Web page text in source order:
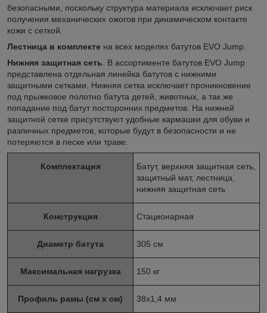
безопасными, поскольку структура материала исключает риск
получения механических ожогов при динамическом контакте
кожи с сеткой.
Лестница в комплекте на всех моделях батутов EVO Jump.
Нижняя защитная сеть . В ассортименте батутов EVO Jump
представлена отдельная линейка батутов с нижними
защитными сетками. Нижняя сетка исключает проникновение
под прыжковое полотно батута детей, животных, а так же
попадание под батут посторонних предметов. На нижней
защитной сетке присутствуют удобные кармашки для обуви и
различных предметов, которые будут в безопасности и не
потеряются в песке или траве.
Комплектация
Батут, верхняя защитная сеть,
защитный мат, лестница,
нижняя защитная сеть
Конструкция Стационарная
Диаметр батута 305 см
Максимальная нагрузка 150 кг
Профиль рамы (см x см) 38х1,4 мм